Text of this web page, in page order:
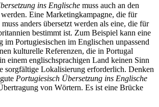
ins Englische muss auch an den
Eine Marketingkampagne, die für
anders übersetzt werden als eine, die für
bestimmt ist. Zum Beispiel kann eine
im Portugiesischen im Englischen unpassend
kulturelle Referenzen, die in Portugal
einem englischsprachigen Land keinen Sinn
sorgfältige Lokalisierung erforderlich. Denken
Portugiesisch Übersetzung ins Englische
von Wörtern. Es ist eine Brücke